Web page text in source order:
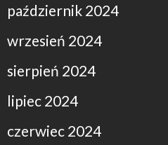
październik 2024
wrzesień 2024
sierpień 2024
lipiec 2024
czerwiec 2024